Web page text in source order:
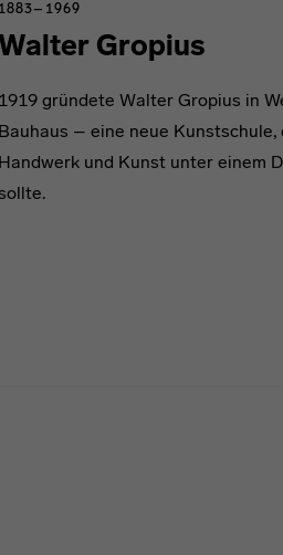
Gropius
1883–1969
1919 gründete Walter Gropius in
Bauhaus – eine neue Kunstschule,
Handwerk und Kunst unter einem